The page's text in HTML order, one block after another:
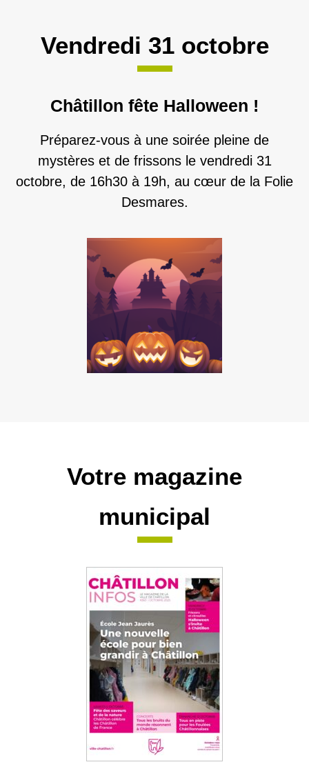
Vendredi 31 octobre
Châtillon fête Halloween !
Préparez-vous à une soirée pleine de
mystères et de frissons le vendredi 31
octobre, de 16h30 à 19h, au cœur de la Folie
Desmares.
Votre magazine
municipal